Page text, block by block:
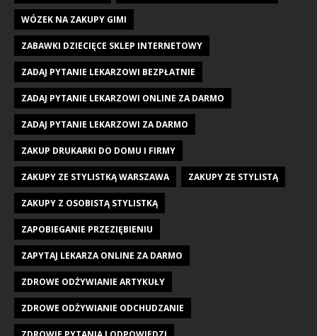
WÓZEK NA ZAKUPY GIMI
ZABAWKI DZIECIĘCE SKLEP INTERNETOWY
ZADAJ PYTANIE LEKARZOWI BEZPŁATNIE
ZADAJ PYTANIE LEKARZOWI ONLINE ZA DARMO
ZADAJ PYTANIE LEKARZOWI ZA DARMO
ZAKUP DRUKARKI DO DOMU I FIRMY
ZAKUPY ZE STYLISTKĄ WARSZAWA ZAKUPY ZE STYLISTĄ
ZAKUPY Z OSOBISTĄ STYLISTKĄ
ZAPOBIEGANIE PRZEZIĘBIENIU
ZAPYTAJ LEKARZA ONLINE ZA DARMO
ZDROWE ODŻYWIANIE ARTYKUŁY
ZDROWE ODŻYWIANIE ODCHUDZANIE